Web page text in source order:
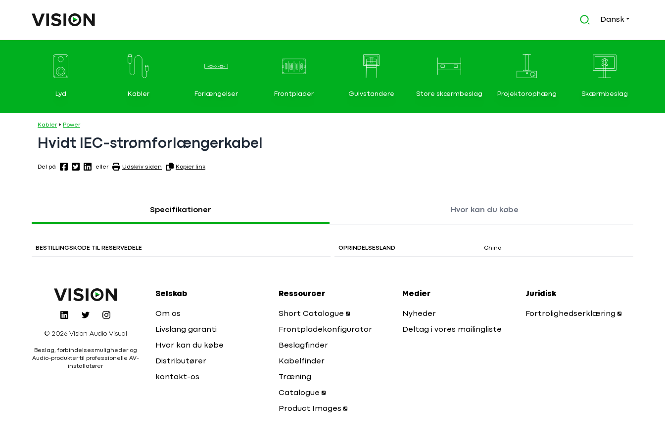
Dansk
Lyd Kabler Forlængelser Frontplader Gulvstandere Store skærmbeslag Projektorophæng Skærmbeslag
Kabler Power
Hvidt IEC-strømforlængerkabel
Del på eller Udskriv siden Kopier link
Specifikationer Hvor kan du købe
BESTILLINGSKODE TIL RESERVEDELE OPRINDELSESLAND China
© 2026 Vision Audio Visual
Beslag, forbindelsesmuligheder og
Audio-produkter til professionelle AV-
installatører
Selskab
Om os
Livslang garanti
Hvor kan du købe
Distributører
kontakt-os
Ressourcer
Short Catalogue
Frontpladekonfigurator
Beslagfinder
Kabelfinder
Træning
Catalogue
Product Images
Medier
Nyheder
Deltag i vores mailingliste
Juridisk
Fortrolighedserklæring